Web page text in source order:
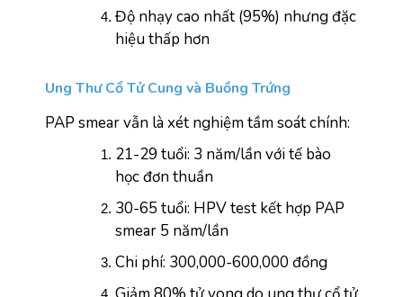
Độ nhạy cao nhất (95%) nhưng đặc
hiệu thấp hơn
Ung Thư Cổ Tử Cung và Buồng Trứng
PAP smear vẫn là xét nghiệm tầm soát chính:
21-29 tuổi: 3 năm/lần với tế bào
học đơn thuần
30-65 tuổi: HPV test kết hợp PAP
smear 5 năm/lần
Chi phí: 300,000-600,000 đồng